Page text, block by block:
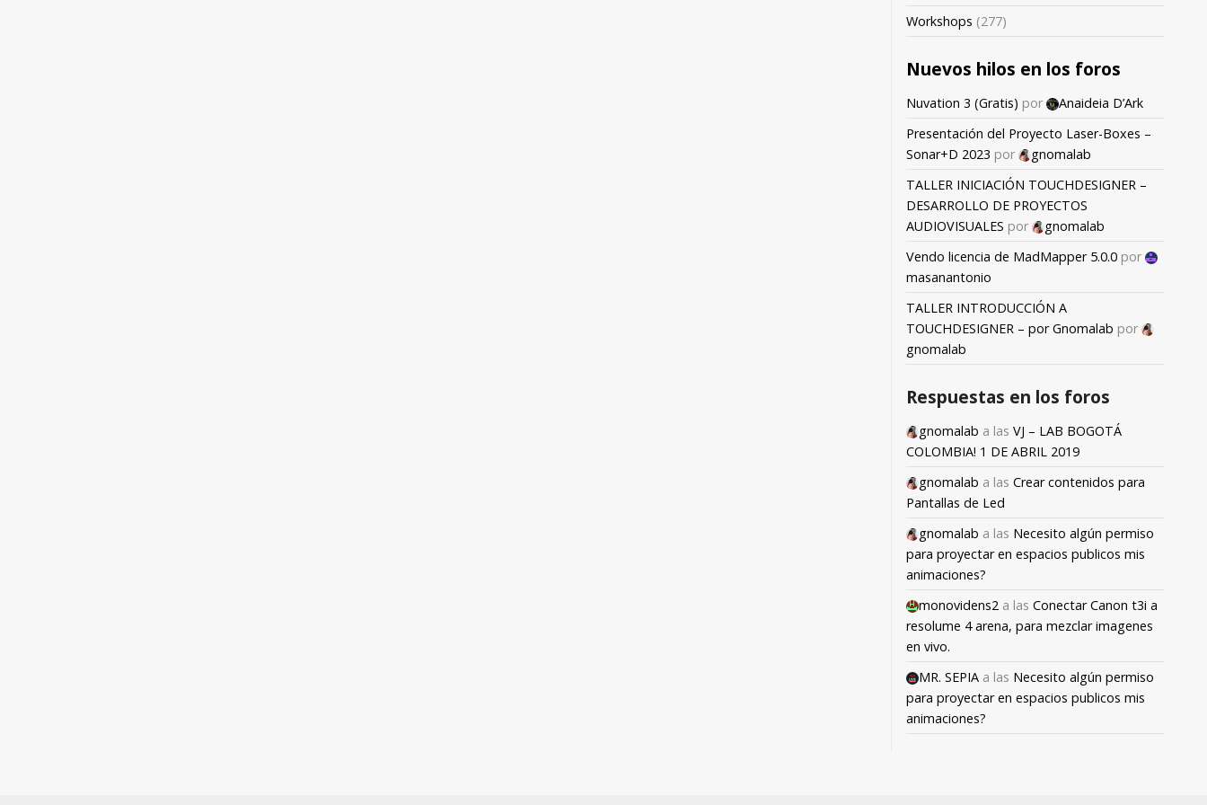
Workshops (277)
Nuevos hilos en los foros
Nuvation 3 (Gratis) por
Anaideia D’Ark
Presentación del Proyecto Laser-Boxes –
Sonar+D 2023 por
gnomalab
TALLER INICIACIÓN TOUCHDESIGNER –
DESARROLLO DE PROYECTOS
AUDIOVISUALES por
gnomalab
Vendo licencia de MadMapper 5.0.0 por
masanantonio
TALLER INTRODUCCIÓN A
TOUCHDESIGNER – por Gnomalab por
gnomalab
Respuestas en los foros
gnomalab a las VJ – LAB BOGOTÁ
COLOMBIA! 1 DE ABRIL 2019
gnomalab a las Crear contenidos para
Pantallas de Led
gnomalab a las Necesito algún permiso
para proyectar en espacios publicos mis
animaciones?
monovidens2 a las Conectar Canon t3i a
resolume 4 arena, para mezclar imagenes
en vivo.
MR. SEPIA a las Necesito algún permiso
para proyectar en espacios publicos mis
animaciones?